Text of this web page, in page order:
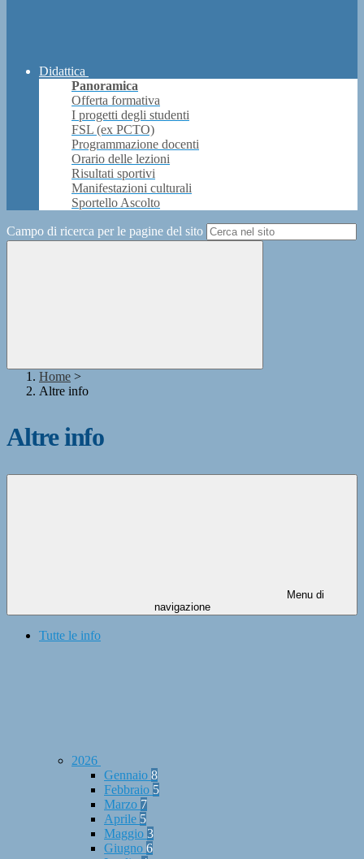
Didattica
Panoramica
Offerta formativa
I progetti degli studenti
FSL (ex PCTO)
Programmazione docenti
Orario delle lezioni
Risultati sportivi
Manifestazioni culturali
Sportello Ascolto
Campo di ricerca per le pagine del sito
Home >
Altre info
Altre info
Menu di
navigazione
Tutte le info
2026
Gennaio 8
Febbraio 5
Marzo 7
Aprile 5
Maggio 3
Giugno 6